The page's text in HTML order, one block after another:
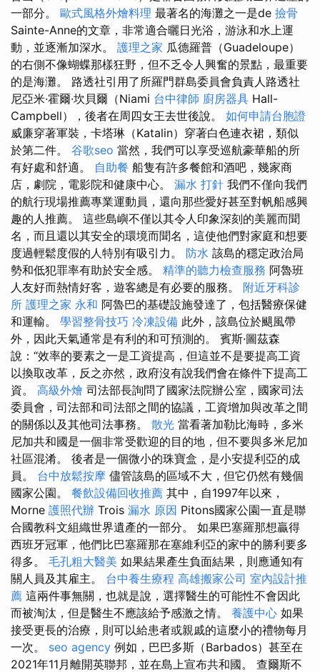
一部分。 歐式風格外燴料理 最著名的海灘之一是de 撿骨
Sainte-Anne的文章，非常適合曬日光浴，游泳和水上運
動，並逐漸加深水。 護理之家 瓜德羅普（Guadeloupe）
的右側不像蝴蝶那樣狂野，但不乏令人興奮的景點，最重要
的是海灘。 路透社引用了所羅門群島委員會負責人路透社
尼亞米·霍爾·坎貝爾（Niami 台中律師 廚房器具 Hall-
Campbell），後者在周四女王去世後說。 如何申請台胞證
威廉穿著軍裝，卡塔琳（Katalin）穿著白色連衣裙，類似
於第二件。 谷歌seo 當然，我們可以享受巡航豪華船的所
有好處和舒適。 自助餐 船隻有許多餐館和酒吧，幾家商
店，劇院，電影院和健康中心。 漏水 打針 我們不僅向我們
的航行現場推薦專業運動員，還向那些愛好甚至對帆船感興
趣的人推薦。 這些島嶼不僅以其令人印象深刻的美麗而聞
名，而且還以其安全的環境而聞名，這使他們對家庭和想要
度過輕鬆度假的人特別有吸引力。 防水 該島的穩定政治局
勢和低犯罪率有助於安全感。 精準的聽力檢查服務 阿魯班
人友好而熱情好客，遊客總是有必要的服務。 附近牙科診
所 護理之家 永和 阿魯巴的基礎設施發達了，包括醫療保健
和運輸。 學習整骨技巧 冷凍設備 此外，該島位於颶風帶
外，因此天氣通常是有利的和可預測的。 賓斯·圖茲森
說：“效率的要素之一是工資提高，但這並不是要提高工資
以換取改革，反之亦然，政府沒有說我們會在條件下提高工
資。 高級外燴 司法部長詢問了國家法院辦公室，國家司法
委員會，司法部和司法部之間的協議，工資增加與改革之間
的關係以及其他司法事務。 散光 當看著加勒比海時，多米
尼加共和國是一個非常受歡迎的目的地，但不要與多米尼加
社區混淆。 後者是一個微小的珠寶盒，是小安提利亞的成
員。 台中放鬆按摩 儘管該島的區域不大，但它仍然有幾個
國家公園。 餐飲設備回收推薦 其中，自1997年以來，
Morne 護照代辦 Trois 漏水 原因 Pitons國家公園一直是聯
合國教科文組織世界遺產的一部分。 如果巴塞羅那想贏得
西班牙冠軍，他們比巴塞羅那在塞維利亞的家中的勝利要多
得多。 毛孔粗大醫美 如果結果產生負面結果，則應通知有
關人員及其雇主。 台中養生療程 高雄搬家公司 室內設計推
薦 這兩件事無關，也就是說，選擇醫生的可能性不會因此
而被淘汰，但是醫生不應該給予感激之情。 養護中心 如果
接受更長的治療，則可以給患者或親戚的這麼小的禮物每月
一次。 seo agency 例如，巴巴多斯（Barbados）甚至在
2021年11月離開英聯邦，並在島上宣布共和國。 查爾斯不